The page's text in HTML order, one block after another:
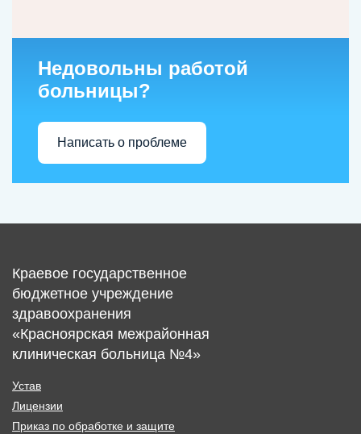
Недовольны работой
больницы?
Написать о проблеме
Краевое государственное
бюджетное учреждение
здравоохранения
«Красноярская межрайонная
клиническая больница №4»
Устав
Лицензии
Приказ по обработке и защите